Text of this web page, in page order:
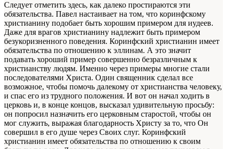
Следует отметить здесь, как далеко простираются эти
обязательства. Павел настаивает на том, что коринфскому
христианину подобает быть хорошим примером для иудеев.
Даже для врагов христианину надлежит быть примером
безукоризненного поведения. Коринфский христианин имеет
обязательства по отношению к эллинам. А это значит
подавать хороший пример совершенно безразличным к
христианству людям. Именно через примеры многие стали
последователями Христа. Один священник сделал все
возможное, чтобы помочь далекому от христианства человеку,
и спас его из трудного положения. И вот он начал ходить в
церковь и, в конце концов, высказал удивительную просьбу:
он попросил назначить его церковным старостой, чтобы он
мог служить, выражая благодарность Христу за то, что Он
совершил в его душе через Своих слуг. Коринфский
христианин имеет обязательства по отношению к своим